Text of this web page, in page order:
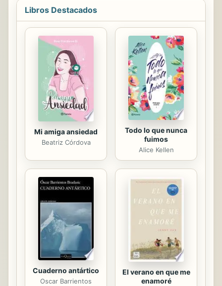
intensa labor como articulista. Para
escritos de todo el mundo son una
especie de autobiografía intelectual,
literaria y política que ha ido
levantando al ritmo de la actualidad
de cada momento. Con este volumen
dedicado a la cultura, Alfaguara da
comienzo a la publicación de la obra
periodística del...
Libros Destacados
Mi amiga ansiedad
Beatriz Córdova
Todo lo que nunca
fuimos
Alice Kellen
Cuaderno antártico
Oscar Barrientos
El verano en que me
enamoré